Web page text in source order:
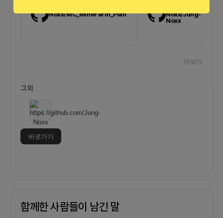
Noxx/MC_MineFarm_Planning
Noxx/Jung-
Noxx
더보기
그 외
바로가기
함께한 사람들이 남긴 말